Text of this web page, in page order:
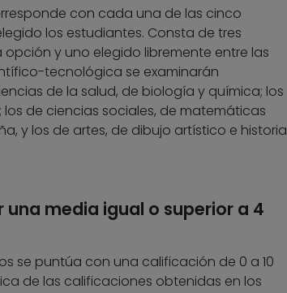
con cada una de las cinco
los estudiantes. Consta de tres
y uno elegido libremente entre las
tecnológica se examinarán
de la salud, de biología y química; los
de ciencias sociales, de matemáticas
y los de artes, de dibujo artístico e historia
media igual o superior a 4
se puntúa con una calificación de 0 a 10
de las calificaciones obtenidas en los